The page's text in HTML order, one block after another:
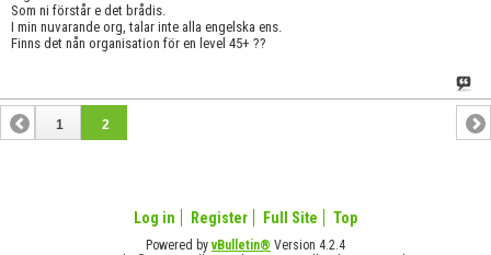
Som ni förstår e det brådis.
I min nuvarande org, talar inte alla engelska ens.
Finns det nån organisation för en level 45+ ??
1 2
Log in Register Full Site Top
Powered byvBulletin® Version 4.2.4